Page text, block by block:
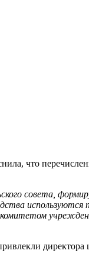
что
совета,
используются
директора